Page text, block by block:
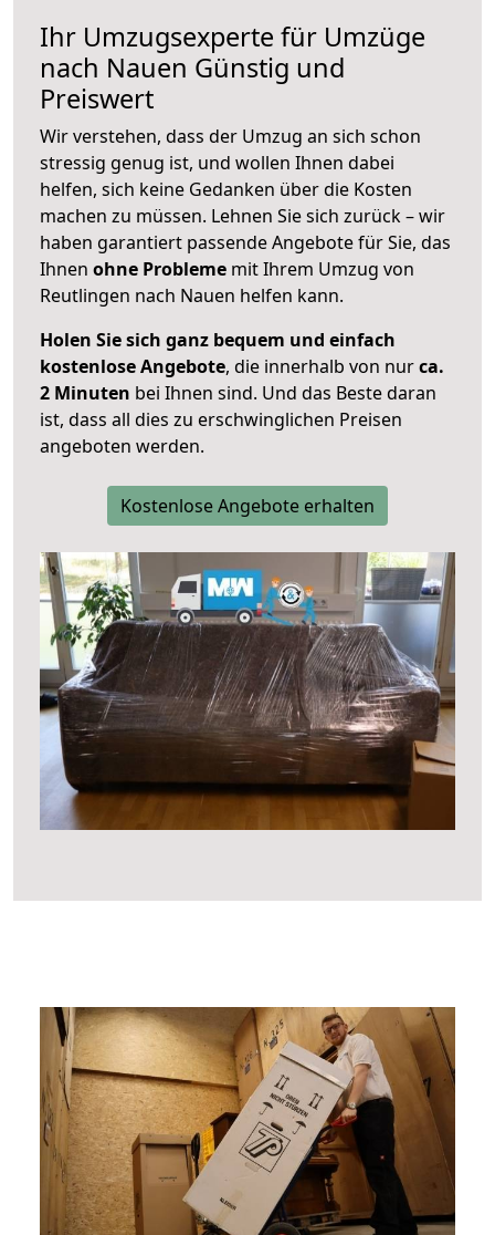
Ihr Umzugsexperte für Umzüge
nach Nauen Günstig und
Preiswert
Wir verstehen, dass der Umzug an sich schon
stressig genug ist, und wollen Ihnen dabei
helfen, sich keine Gedanken über die Kosten
machen zu müssen. Lehnen Sie sich zurück – wir
haben garantiert passende Angebote für Sie, das
Ihnen ohne Probleme mit Ihrem Umzug von
Reutlingen nach Nauen helfen kann.
Holen Sie sich ganz bequem und einfach
kostenlose Angebote, die innerhalb von nurca.
2 Minuten bei Ihnen sind. Und das Beste daran
ist, dass all dies zu erschwinglichen Preisen
angeboten werden.
Kostenlose Angebote erhalten